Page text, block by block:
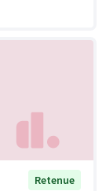
Retenue